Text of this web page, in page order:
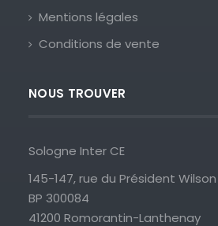
Mentions légales
Conditions de vente
NOUS TROUVER
Sologne Inter CE
145-147, rue du Président Wilson
BP 300084
41200 Romorantin-Lanthenay